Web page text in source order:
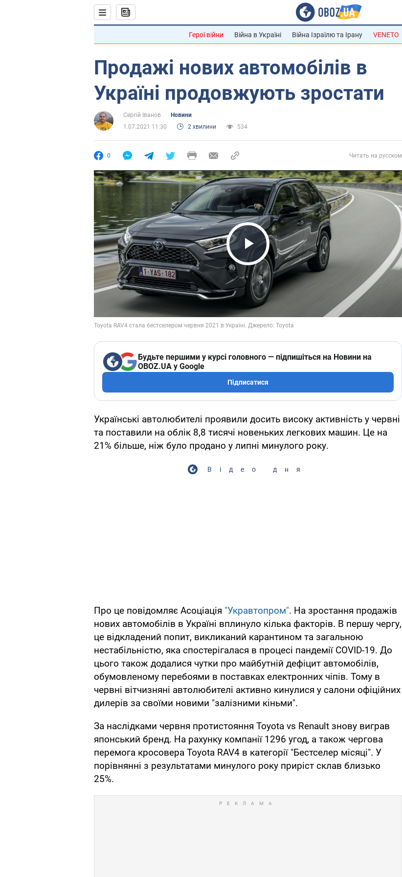
Герої війни Війна в Україні Війна Ізраїлю та Ірану VENETO
Продажі нових автомобілів в
Україні продовжують зростати
Сергій Іванов
Новини
1.07.2021 11:30
2 хвилини 534
0 Читать на русском
Play Video
Будьте першими у курсі головного — підпишіться на Новини на
OBOZ.UA у Google
Підписатися
Українські автолюбителі проявили досить високу активність у червні
та поставили на облік 8,8 тисячі новеньких легкових машин. Це на
21% більше, ніж було продано у липні минулого року.
Відео дня
Про це повідомляє Асоціація "Укравтопром". На зростання продажів
нових автомобілів в Україні вплинуло кілька факторів. В першу чергу,
це відкладений попит, викликаний карантином та загальною
нестабільністю, яка спостерігалася в процесі пандемії COVID-19. До
цього також додалися чутки про майбутній дефіцит автомобілів,
обумовленому перебоями в поставках електронних чіпів. Тому в
червні вітчизняні автолюбителі активно кинулися у салони офіційних
дилерів за своїми новими "залізними кіньми".
За наслідками червня протистояння Toyota vs Renault знову виграв
японський бренд. На рахунку компанії 1296 угод, а також чергова
перемога кросовера Toyota RAV4 в категорії "Бестселер місяці". У
порівнянні з результатами минулого року приріст склав близько
25%.